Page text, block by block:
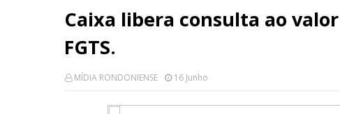
Caixa libera consulta ao
FGTS.
MÍDIA RONDONIENSE 16 Junho